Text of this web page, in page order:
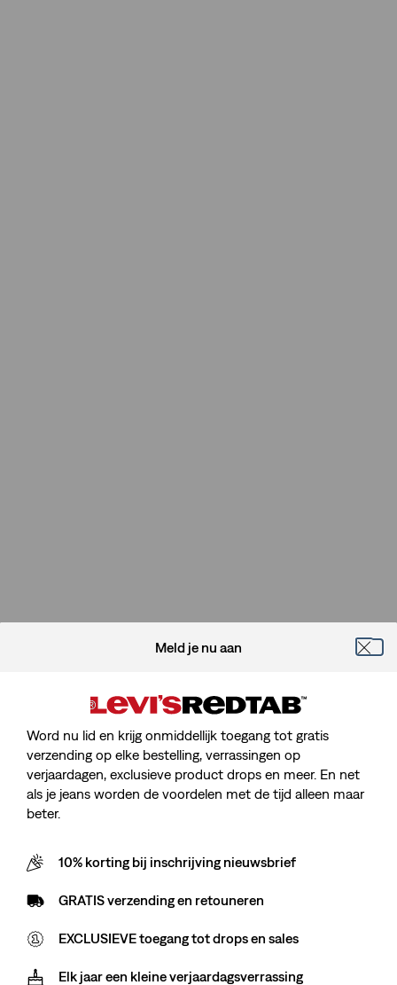
Meld je nu aan
Word nu lid en krijg onmiddellijk toegang tot gratis
verzending op elke bestelling, verrassingen op
verjaardagen, exclusieve product drops en meer. En net
als je jeans worden de voordelen met de tijd alleen maar
beter.
10% korting bij inschrijving nieuwsbrief
GRATIS verzending en retouneren
EXCLUSIEVE toegang tot drops en sales
Elk jaar een kleine verjaardagsverrassing